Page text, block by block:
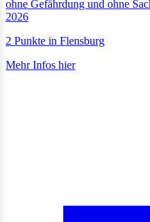
ohne Gefährdung und ohne
2026
2 Punkte in Flensburg
Mehr Infos hier